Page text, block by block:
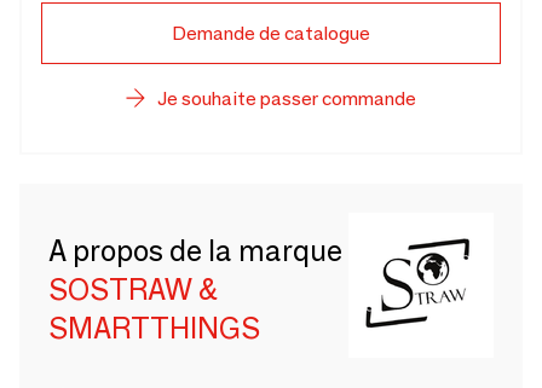
Demande de catalogue
Je souhaite passer commande
A propos de la marque
SOSTRAW &
SMARTTHINGS